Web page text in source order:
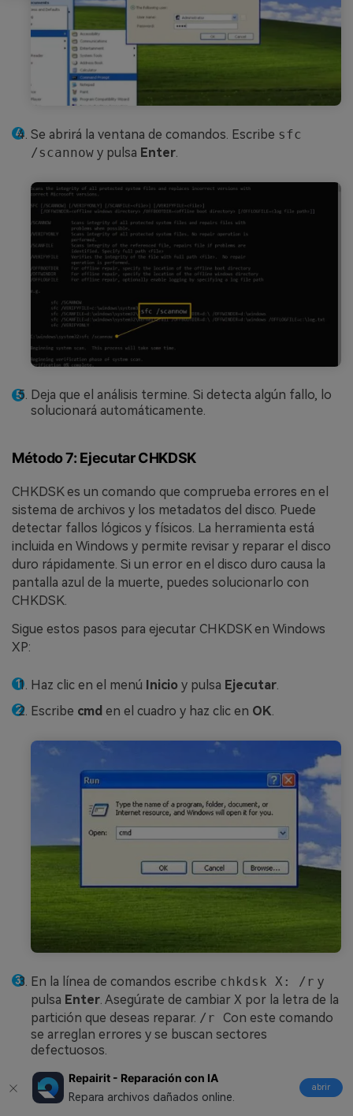
Repairit - Reparación con IA
Repara archivos dañados online.
abrir
Se abrirá la ventana de comandos. Escribe sfc
/scannow y pulsa Enter.
Deja que el análisis termine. Si detecta algún fallo, lo
solucionará automáticamente.
Método 7: Ejecutar CHKDSK
CHKDSK es un comando que comprueba errores en el
sistema de archivos y los metadatos del disco. Puede
detectar fallos lógicos y físicos. La herramienta está
incluida en Windows y permite revisar y reparar el disco
duro rápidamente. Si un error en el disco duro causa la
pantalla azul de la muerte, puedes solucionarlo con
CHKDSK.
Sigue estos pasos para ejecutar CHKDSK en Windows
XP:
Haz clic en el menú Inicio y pulsa Ejecutar.
Escribe cmd en el cuadro y haz clic en OK.
En la línea de comandos escribe chkdsk X: /r y
pulsa Enter. Asegúrate de cambiar X por la letra de la
partición que deseas reparar. /r Con este comando
se arreglan errores y se buscan sectores
defectuosos.